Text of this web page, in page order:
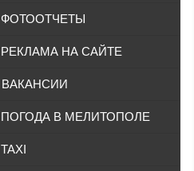
ФОТООТЧЕТЫ
РЕКЛАМА НА САЙТЕ
ВАКАНСИИ
ПОГОДА В МЕЛИТОПОЛЕ
TAXI